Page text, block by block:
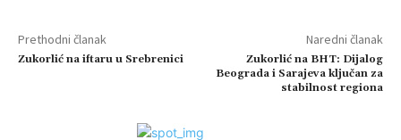
Prethodni članak
Zukorlić na iftaru u Srebrenici
Naredni članak
Zukorlić na BHT: Dijalog
Beograda i Sarajeva ključan za
stabilnost regiona